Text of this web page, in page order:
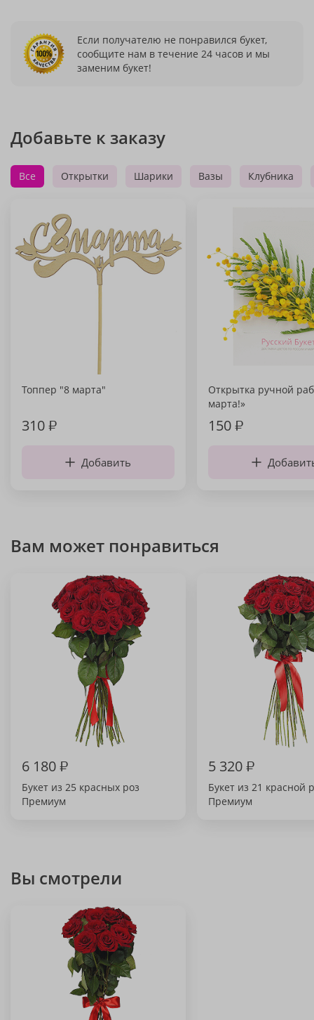
Если получателю не понравился букет,
сообщите нам в течение 24 часов и мы
заменим букет!
Добавьте к заказу
Все Открытки Шарики Вазы Клубника
Топпер "8 марта"
310₽
Добавить
Открытка ручной
марта!»
150₽
Вам может понравиться
6 180₽
Букет из 25 красных роз
Премиум
5 320₽
Букет из 21 красной
Премиум
Вы смотрели